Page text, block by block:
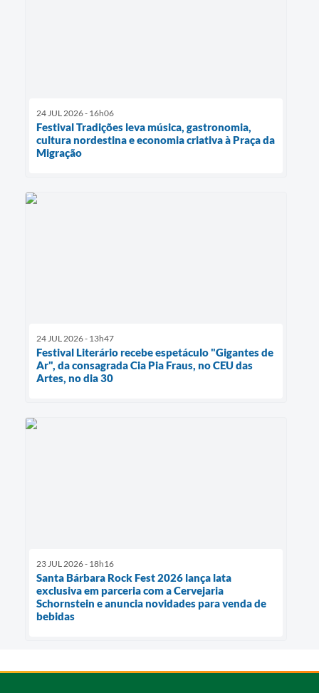
24 JUL 2026 - 16h06
Festival Tradições leva música, gastronomia,
cultura nordestina e economia criativa à Praça da
Migração
24 JUL 2026 - 13h47
Festival Literário recebe espetáculo "Gigantes de
Ar", da consagrada Cia Pia Fraus, no CEU das
Artes, no dia 30
23 JUL 2026 - 18h16
Santa Bárbara Rock Fest 2026 lança lata
exclusiva em parceria com a Cervejaria
Schornstein e anuncia novidades para venda de
bebidas